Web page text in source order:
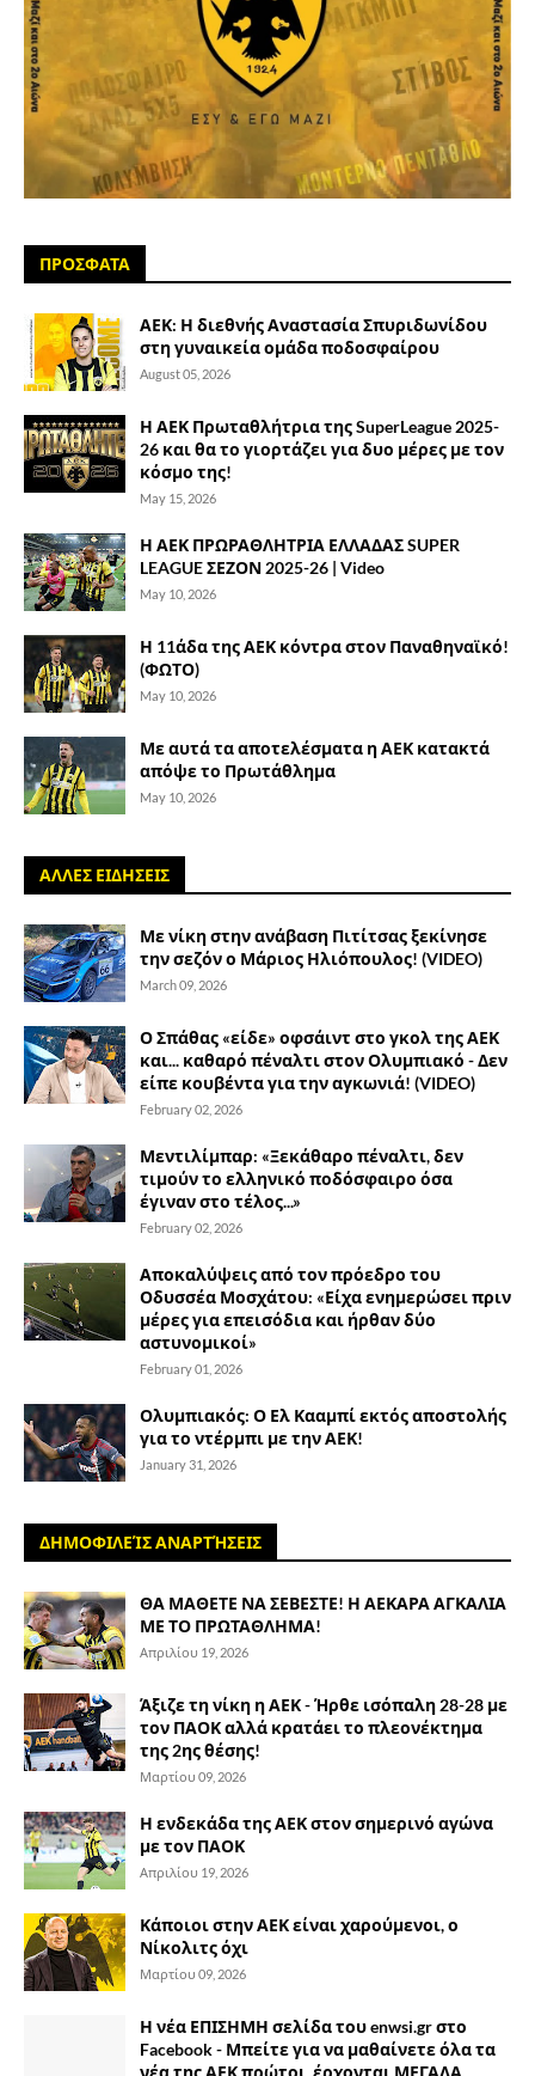
ΠΡΟΣΦΑΤΑ
ΑΕΚ: Η διεθνής Αναστασία Σπυριδωνίδου
στη γυναικεία ομάδα ποδοσφαίρου
August 05, 2026
Η ΑΕΚ Πρωταθλήτρια της SuperLeague 2025-
26 και θα το γιορτάζει για δυο μέρες με τον
κόσμο της!
May 15, 2026
Η ΑΕΚ ΠΡΩΡΑΘΛΗΤΡΙΑ ΕΛΛΑΔΑΣ SUPER
LEAGUE ΣΕΖΟΝ 2025-26 | Video
May 10, 2026
Η 11άδα της ΑΕΚ κόντρα στον Παναθηναϊκό!
(ΦΩΤΟ)
May 10, 2026
Με αυτά τα αποτελέσματα η ΑΕΚ κατακτά
απόψε το Πρωτάθλημα
May 10, 2026
ΑΛΛΕΣ ΕΙΔΗΣΕΙΣ
Με νίκη στην ανάβαση Πιτίτσας ξεκίνησε
την σεζόν ο Μάριος Ηλιόπουλος! (VIDEO)
March 09, 2026
Ο Σπάθας «είδε» οφσάιντ στο γκολ της ΑΕΚ
και... καθαρό πέναλτι στον Ολυμπιακό - Δεν
είπε κουβέντα για την αγκωνιά! (VIDEO)
February 02, 2026
Μεντιλίμπαρ: «Ξεκάθαρο πέναλτι, δεν
τιμούν το ελληνικό ποδόσφαιρο όσα
έγιναν στο τέλος...»
February 02, 2026
Αποκαλύψεις από τον πρόεδρο του
Οδυσσέα Μοσχάτου: «Είχα ενημερώσει πριν
μέρες για επεισόδια και ήρθαν δύο
αστυνομικοί»
February 01, 2026
Ολυμπιακός: Ο Ελ Κααμπί εκτός αποστολής
για το ντέρμπι με την ΑΕΚ!
January 31, 2026
ΔΗΜΟΦΙΛΕΊΣ ΑΝΑΡΤΉΣΕΙΣ
ΘΑ ΜΑΘΕΤΕ ΝΑ ΣΕΒΕΣΤΕ! Η ΑΕΚΑΡΑ ΑΓΚΑΛΙΑ
ΜΕ ΤΟ ΠΡΩΤΑΘΛΗΜΑ!
Απριλίου 19, 2026
Άξιζε τη νίκη η ΑΕΚ - Ήρθε ισόπαλη 28-28 με
τον ΠΑΟΚ αλλά κρατάει το πλεονέκτημα
της 2ης θέσης!
Μαρτίου 09, 2026
Η ενδεκάδα της ΑΕΚ στον σημερινό αγώνα
με τον ΠΑΟΚ
Απριλίου 19, 2026
Κάποιοι στην ΑΕΚ είναι χαρούμενοι, ο
Νίκολιτς όχι
Μαρτίου 09, 2026
Η νέα ΕΠΙΣΗΜΗ σελίδα του enwsi.gr στο
Facebook - Μπείτε για να μαθαίνετε όλα τα
νέα της ΑΕΚ πρώτοι, έρχονται ΜΕΓΑΛΑ